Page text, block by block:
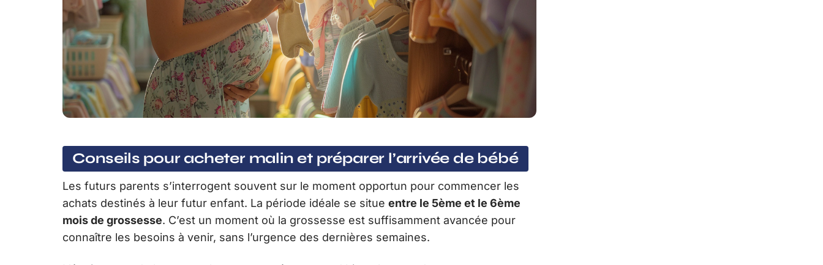
Conseils pour acheter malin et préparer l’arrivée de bébé
Les futurs parents s’interrogent souvent sur le moment opportun pour commencer les
achats destinés à leur futur enfant. La période idéale se situe entre le 5ème et le 6ème
mois de grossesse. C’est un moment où la grossesse est suffisamment avancée pour
connaître les besoins à venir, sans l’urgence des dernières semaines.